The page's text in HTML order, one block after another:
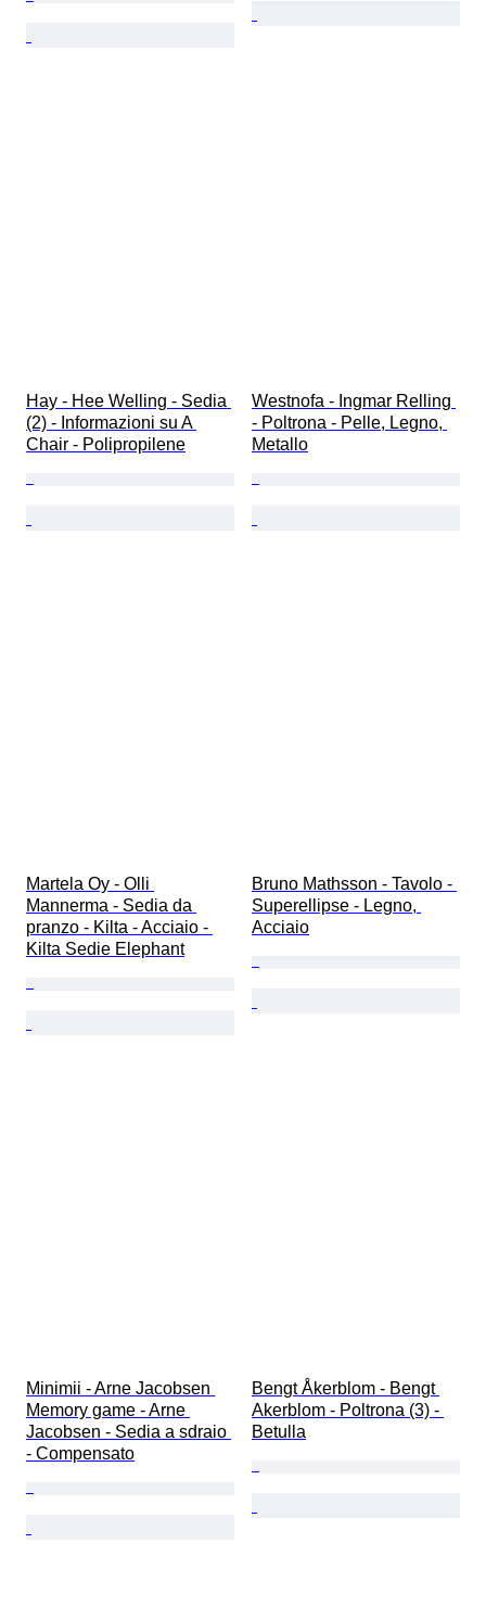
Hay - Hee Welling - Sedia
(2) - Informazioni su A
Chair - Polipropilene
Westnofa - Ingmar Relling
- Poltrona - Pelle, Legno,
Metallo
Martela Oy - Olli
Mannerma - Sedia da
pranzo - Kilta - Acciaio -
Kilta Sedie Elephant
Bruno Mathsson - Tavolo -
Superellipse - Legno,
Acciaio
Minimii - Arne Jacobsen
Memory game - Arne
Jacobsen - Sedia a sdraio
- Compensato
Bengt Åkerblom - Bengt
Akerblom - Poltrona (3) -
Betulla